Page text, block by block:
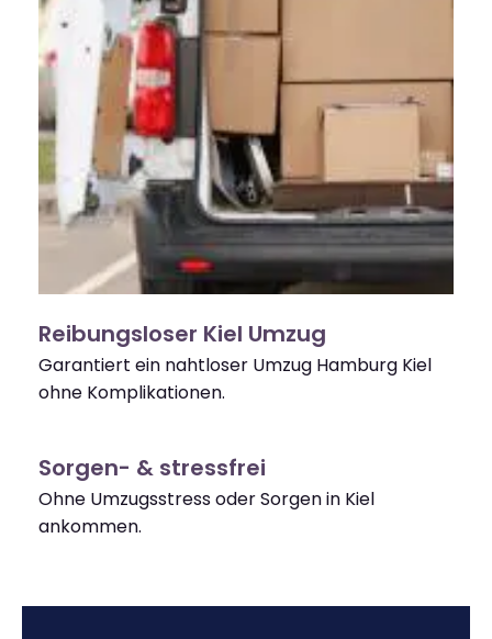
Reibungsloser Kiel Umzug
Garantiert ein nahtloser Umzug Hamburg Kiel
ohne Komplikationen.
Sorgen- & stressfrei
Ohne Umzugsstress oder Sorgen in Kiel
ankommen.